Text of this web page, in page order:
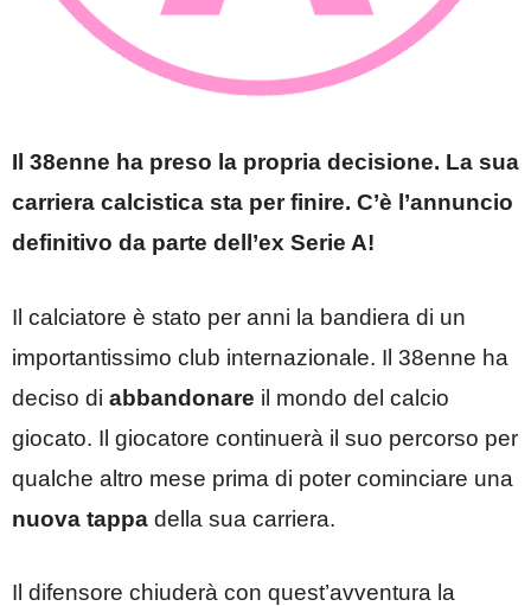
Il 38enne ha preso la propria decisione. La sua
carriera calcistica sta per finire. C’è l’annuncio
definitivo da parte dell’ex Serie A!
Il calciatore è stato per anni la bandiera di un
importantissimo club internazionale. Il 38enne ha
deciso di abbandonare il mondo del calcio
giocato. Il giocatore continuerà il suo percorso per
qualche altro mese prima di poter cominciare una
nuova tappa della sua carriera.
Il difensore chiuderà con quest’avventura la